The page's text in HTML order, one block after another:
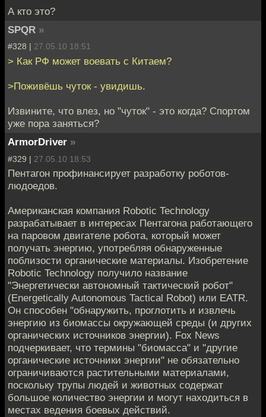
А кто это?
SPQR »
#328 | 27.05.10 18:51
> Как РФ может воевать с Китаем?
>Поживёшь чуток - увидишь.
Извините, что влез, но "чуток" - это когда? Спортом
уже пора заняться?
ArmorDriver »
#329 | 27.05.10 18:53
Пентагон профинансирует разработку роботов-
людоедов.
Американская компания Robotic Technology
разрабатывает в интересах Пентагона работающего
на паровом двигателе робота, который может
получать энергию, употребляя обнаруженные
поблизости органические материалы. Изобретение
Robotic Technology получило название
"Энергетически автономный тактический робот"
(Energetically Autonomous Tactical Robot) или EATR.
Он способен "обнаружить, проглотить и извлечь
энергию из биомассы окружающей среды (и других
органических источников энергии). Fox News
подчеркивает, что термины "биомасса" и "другие
органические источники энергии" не обязательно
ограничиваются растительными материалами,
поскольку трупы людей и животных содержат
большое количество энергии и могут находиться в
местах ведения боевых действий.